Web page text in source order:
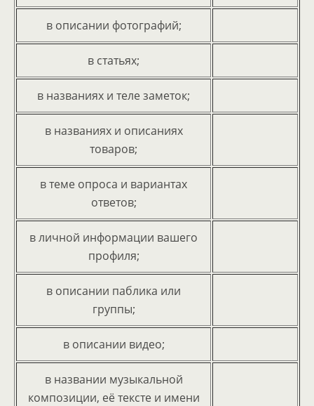
в описании фотографий;
в статьях;
в названиях и теле заметок;
в названиях и описаниях
товаров;
в теме опроса и вариантах
ответов;
в личной информации вашего
профиля;
в описании паблика или
группы;
в описании видео;
в названии музыкальной
композиции, её тексте и имени